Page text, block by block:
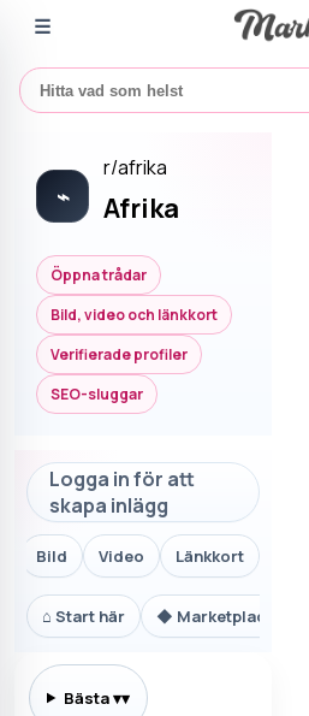
☰
⌁
r/afrika
Afrika
Öppna trådar
Bild, video och länkkort
Verifierade profiler
SEO-sluggar
Logga in för att
skapa inlägg
Bild Video Länkkort
⌂ Start här ◆ Marketplace.se
Bästa▾